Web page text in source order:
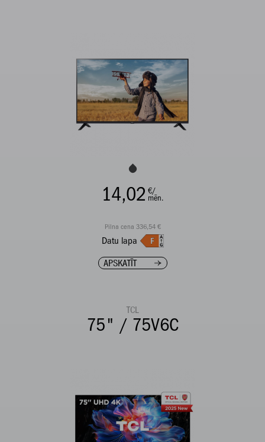
14,02 €/
mēn.
Pilna cena 336,54 €
Datu lapa
APSKATĪT
TCL
75" / 75V6C